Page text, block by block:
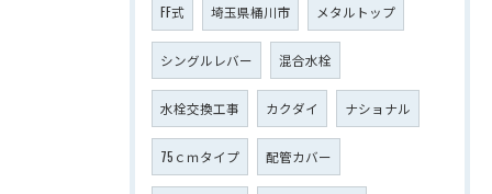
FF式 埼玉県桶川市 メタルトップ
シングルレバー 混合水栓
水栓交換工事 カクダイ ナショナル
75ｃｍタイプ 配管カバー